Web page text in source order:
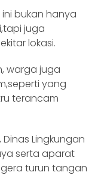
bukan hanya
juga
lokasi.
warga juga
yang
terancam
Lingkungan
serta aparat
turun tangan